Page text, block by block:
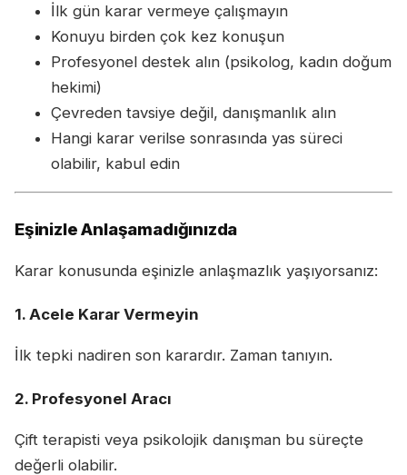
İlk gün karar vermeye çalışmayın
Konuyu birden çok kez konuşun
Profesyonel destek alın (psikolog, kadın doğum
hekimi)
Çevreden tavsiye değil, danışmanlık alın
Hangi karar verilse sonrasında yas süreci
olabilir, kabul edin
Eşinizle Anlaşamadığınızda
Karar konusunda eşinizle anlaşmazlık yaşıyorsanız:
1. Acele Karar Vermeyin
İlk tepki nadiren son karardır. Zaman tanıyın.
2. Profesyonel Aracı
Çift terapisti veya psikolojik danışman bu süreçte
değerli olabilir.